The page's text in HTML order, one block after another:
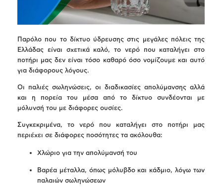
Παρόλο που το δίκτυο ύδρευσης στις μεγάλες πόλεις της
Ελλάδας είναι σχετικά καλό, το νερό που καταλήγει στο
ποτήρι μας δεν είναι τόσο καθαρό όσο νομίζουμε και αυτό
για διάφορους λόγους.
Οι παλιές σωληνώσεις, οι διαδικασίες απολύμανσης αλλά
και η πορεία του μέσα από το δίκτυο συνδέονται με
μόλυνσή του με διάφορες ουσίες.
Συγκεκριμένα, το νερό που καταλήγει στο ποτήρι μας
περιέχει σε διάφορες ποσότητες τα ακόλουθα:
Χλώριο για την απολύμανσή του
Βαρέα μέταλλα, όπως μόλυβδο και κάδμιο, λόγω των
παλαιών σωληνώσεων